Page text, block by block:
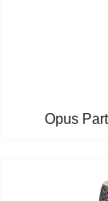
Opus